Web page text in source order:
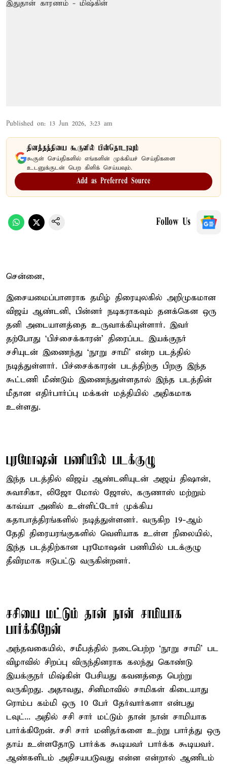
Published on: 13 Jun 2026, 3:23 am
தினத்தந்தியை கூகுளில் பின்தொடரவும்
கூகுள் செய்திகளில் எங்களின் முக்கியச் செய்திகளை
உடனுக்குடன் பெற கிளிக் செய்யவும்.
Add as Preferred Source
Follow Us
சென்னை,
இசையமைப்பாளராக தமிழ் திரையுலகில் அறிமுகமான
விஜய் ஆண்டனி, பின்னர் நடிகராகவும் தனக்கென ஒரு
தனி அடையாளத்தை உருவாக்கியுள்ளார். இவர்
தற்போது ‘பிச்சைக்காரன்’ திரைப்பட இயக்குநர்
சசியுடன் இணைந்து ‘நூறு சாமி’ என்ற படத்தில்
நடித்துள்ளார். பிச்சைக்காரன் படத்திற்கு பிறகு இந்த
கூட்டணி மீண்டும் இணைந்துள்ளதால் இந்த படத்தின்
மீதான எதிர்பார்ப்பு மக்கள் மத்தியில் அதிகமாக
உள்ளது.
புரமோஷன் பணியில் படக்குழு
இந்த படத்தில் விஜய் ஆண்டனியுடன் அஜய் திஷான்,
சுவாசிகா, லிஜோ மோல் ஜோஸ், கருணாஸ் மற்றும்
காவ்யா அனில் உள்ளிட்டோர் முக்கிய
கதாபாத்திரங்களில் நடித்துள்ளனர். வருகிற 19-ஆம்
தேதி திரையரங்குகளில் வெளியாக உள்ள நிலையில்,
இந்த படத்திற்கான புரமோஷன் பணியில் படக்குழு
தீவிரமாக ஈடுபட்டு வருகின்றனர்.
சசியை மட்டும் தான் நான் சாமியாக
பார்க்கிறேன்
அந்தவகையில், சமீபத்தில் நடைபெற்ற ‘நூறு சாமி’ பட
விழாவில் சிறப்பு விருந்தினராக கலந்து கொண்டு
இயக்குநர் மிஷ்கின் பேசியது கவனத்தை பெற்று
வருகிறது. அதாவது, சினிமாவில் சாமிகள் கிடையாது
ரொம்ப கம்மி ஒரு 10 பேர் தேர்வார்களா என்பது
டவுட்... அதில் சசி சார் மட்டும் தான் நான் சாமியாக
பார்க்கிறேன். சசி சார் மனிதர்களை உற்று பார்த்து ஒரு
தாய் உள்ளதோடு பார்க்க கூடியவர் பார்க்க கூடியவர்.
ஆண்களிடம் அதிசயபடுவது என்ன என்றால் ஆணிடம்